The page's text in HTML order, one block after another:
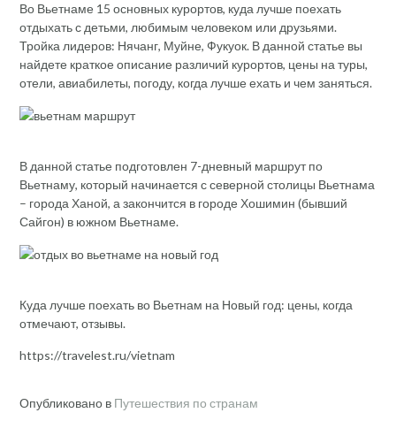
Во Вьетнаме 15 основных курортов, куда лучше поехать
отдыхать с детьми, любимым человеком или друзьями.
Тройка лидеров: Нячанг, Муйне, Фукуок. В данной статье вы
найдете краткое описание различий курортов, цены на туры,
отели, авиабилеты, погоду, когда лучше ехать и чем заняться.
В данной статье подготовлен 7-дневный маршрут по
Вьетнаму, который начинается с северной столицы Вьетнама
– города Ханой, а закончится в городе Хошимин (бывший
Сайгон) в южном Вьетнаме.
Куда лучше поехать во Вьетнам на Новый год: цены, когда
отмечают, отзывы.
https://travelest.ru/vietnam
Опубликовано в Путешествия по странам